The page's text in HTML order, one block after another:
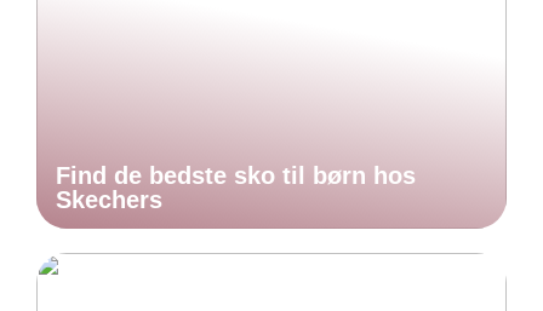
Find de bedste sko til børn hos
Skechers